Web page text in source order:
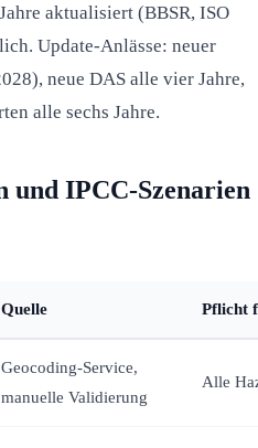
aktualisiert (BBSR, ISO
Update-Anlässe: neuer
neue DAS alle vier Jahre,
alle sechs Jahre.
und IPCC-Szenarien
Quelle Pflicht
Geocoding-Service,
manuelle Validierung
Alle